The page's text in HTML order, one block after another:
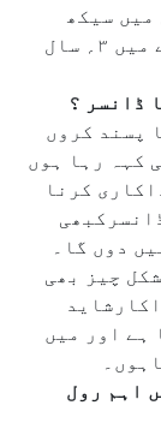
سیکھ
جاؤں گا۔ مجھے ڈانسر سے اداکار بننے میں ۳؍ سال
ڈانسر ؟
پسند کروں
کہہ رہا ہوں
کرنا
دوں گا۔
چیز بھی
ہے اور میں
اہم رول